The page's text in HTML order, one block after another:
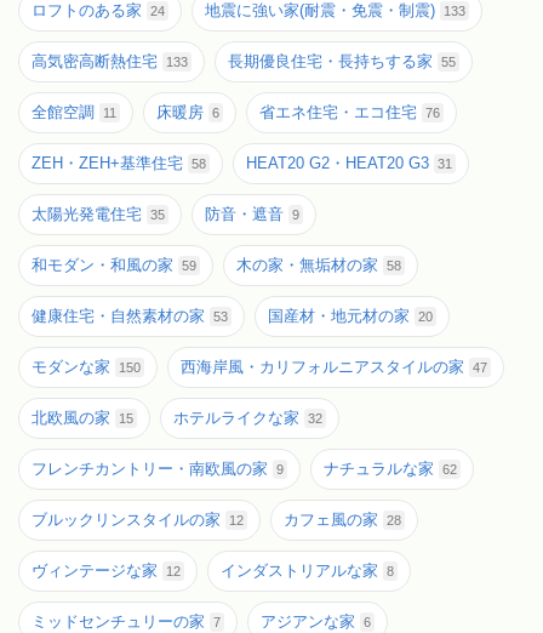
ロフトのある家 24 地震に強い家(耐震・免震・制震) 133
高気密高断熱住宅 133 長期優良住宅・長持ちする家 55
全館空調 11 床暖房 6 省エネ住宅・エコ住宅 76
ZEH・ZEH+基準住宅 58 HEAT20 G2・HEAT20 G3 31
太陽光発電住宅 35 防音・遮音 9
和モダン・和風の家 59 木の家・無垢材の家 58
健康住宅・自然素材の家 53 国産材・地元材の家 20
モダンな家 150 西海岸風・カリフォルニアスタイルの家 47
北欧風の家 15 ホテルライクな家 32
フレンチカントリー・南欧風の家 9 ナチュラルな家 62
ブルックリンスタイルの家 12 カフェ風の家 28
ヴィンテージな家 12 インダストリアルな家 8
ミッドセンチュリーの家 7 アジアンな家 6